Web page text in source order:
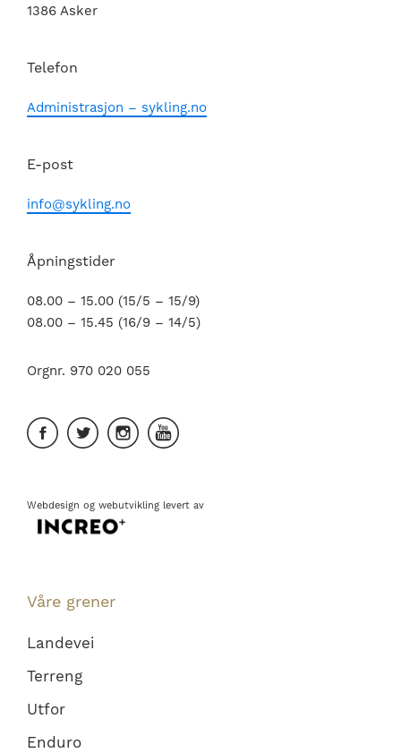
1386 Asker
Telefon
Administrasjon – sykling.no
E-post
info@sykling.no
Åpningstider
08.00 – 15.00 (15/5 – 15/9)
08.00 – 15.45 (16/9 – 14/5)
Orgnr. 970 020 055
Webdesign og webutvikling levert av
Våre grener
Landevei
Terreng
Utfor
Enduro